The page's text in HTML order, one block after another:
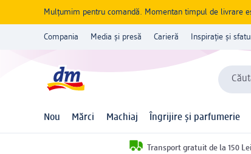
Mulțumim pentru comandă. Momentan timpul de livrare
Compania Media și presă Carieră Inspirație și
Nou Mărci Machiaj Îngrijire și parfumerie
Transport gratuit de la 150 Lei